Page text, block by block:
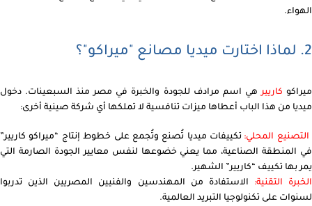
الهواء.
2. لماذا اختارت ميديا مصانع "ميراكو"؟
ميراكو كارييرهي اسم مرادف للجودة والخبرة في مصر منذ السبعينات. دخول
ميديا من هذا الباب أعطاها ميزات تنافسية لا تملكها أي شركة صينية أخرى:
التصنيع المحلي: تكييفات ميديا تُصنع وتُجمع على خطوط إنتاج “ميراكو كاريير”
في المنطقة الصناعية، مما يعني خضوعها لنفس معايير الجودة الصارمة التي
يمر بها تكييف “كاريير” الشهير.
الخبرة التقنية: الاستفادة من المهندسين والفنيين المصريين الذين تدربوا
لسنوات على تكنولوجيا التبريد العالمية.